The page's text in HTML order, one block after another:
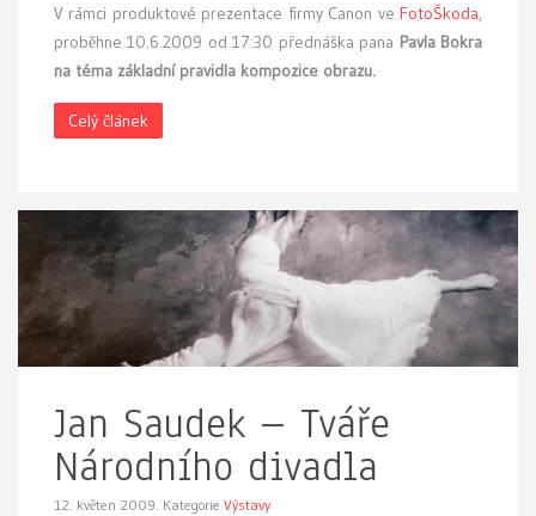
V rámci produktové prezentace firmy Canon ve FotoŠkoda,
proběhne 10.6.2009 od 17:30 přednáška pana Pavla Bokra
na téma základní pravidla kompozice obrazu.
Celý článek
Jan Saudek – Tváře
Národního divadla
12. květen 2009. Kategorie Výstavy